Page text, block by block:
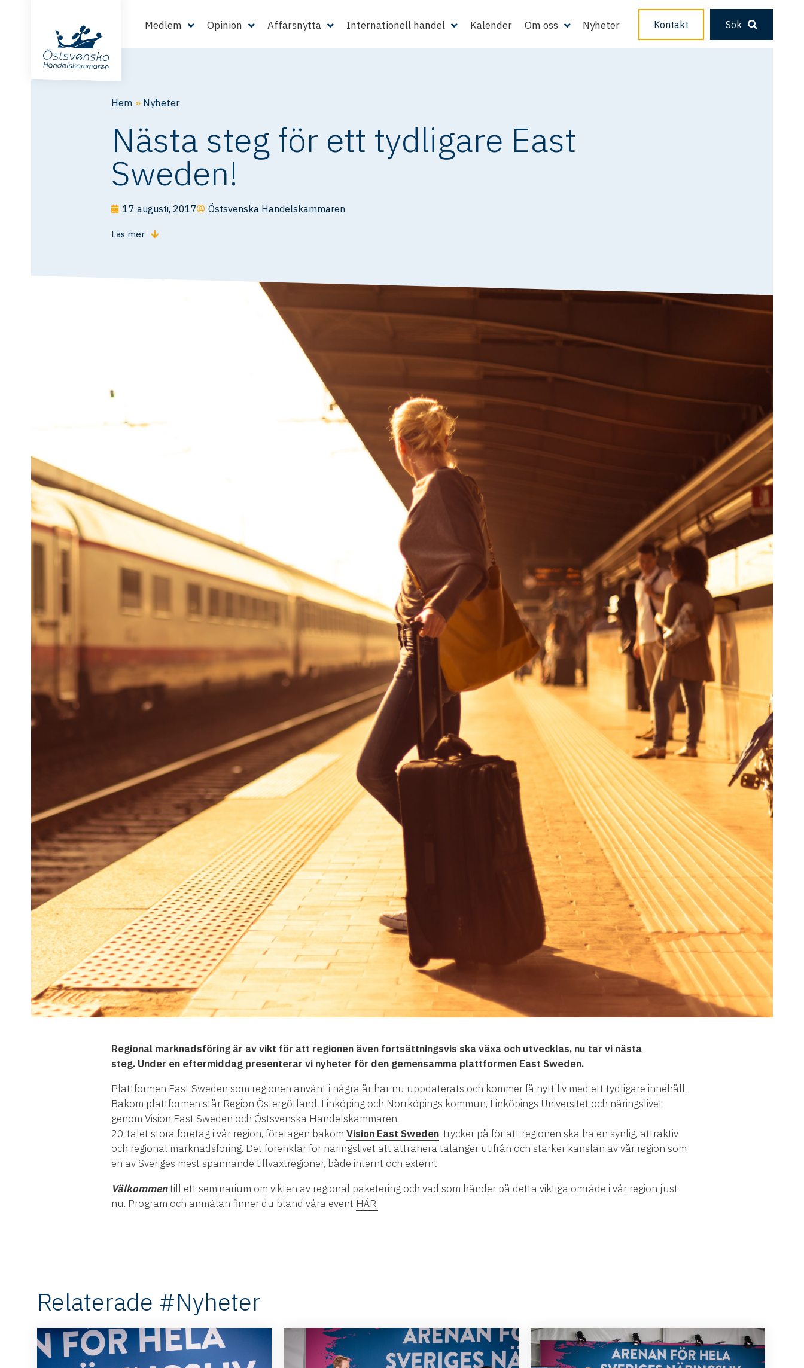
Medlem Opinion Affärsnytta Internationell handel Kalender Om oss Nyheter Kontakt Sök
Hem » Nyheter
Nästa steg för ett tydligare East
Sweden!
17 augusti, 2017 Östsvenska Handelskammaren
Läs mer
Regional marknadsföring är av vikt för att regionen även fortsättningsvis ska växa och utvecklas, nu tar vi nästa
steg. Under en eftermiddag presenterar vi nyheter för den gemensamma plattformen East Sweden.
Plattformen East Sweden som regionen använt i några år har nu uppdaterats och kommer få nytt liv med ett tydligare innehåll.
Bakom plattformen står Region Östergötland, Linköping och Norrköpings kommun, Linköpings Universitet och näringslivet
genom Vision East Sweden och Östsvenska Handelskammaren.
20-talet stora företag i vår region, företagen bakom Vision East Sweden, trycker på för att regionen ska ha en synlig, attraktiv
och regional marknadsföring. Det förenklar för näringslivet att attrahera talanger utifrån och stärker känslan av vår region som
en av Sveriges mest spännande tillväxtregioner, både internt och externt.
Välkommentill ett seminarium om vikten av regional paketering och vad som händer på detta viktiga område i vår region just
nu. Program och anmälan finner du bland våra event HÄR.
Relaterade #Nyheter